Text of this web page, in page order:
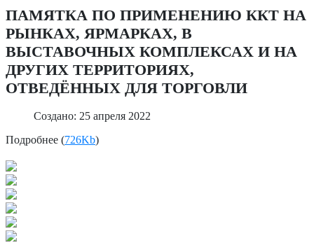
ПАМЯТКА ПО ПРИМЕНЕНИЮ ККТ НА
РЫНКАХ, ЯРМАРКАХ, В
ВЫСТАВОЧНЫХ КОМПЛЕКСАХ И НА
ДРУГИХ ТЕРРИТОРИЯХ,
ОТВЕДЁННЫХ ДЛЯ ТОРГОВЛИ
Создано: 25 апреля 2022
Подробнее (726Kb)